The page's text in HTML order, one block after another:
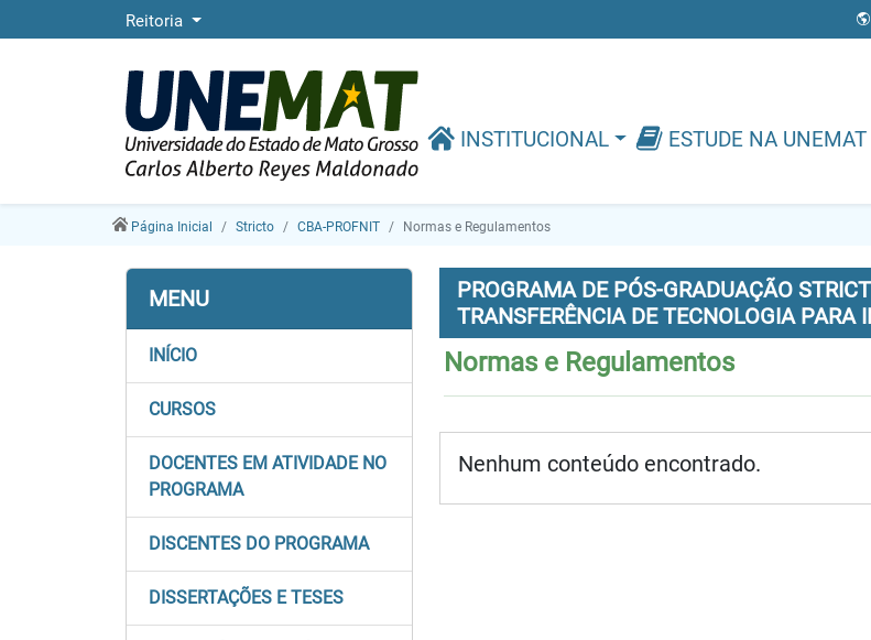
Reitoria
INSTITUCIONAL
ESTUDE NA
Página Inicial Stricto CBA-PROFNIT Normas e Regulamentos
MENU
INÍCIO
CURSOS
DOCENTES EM ATIVIDADE NO
PROGRAMA
DISCENTES DO PROGRAMA
DISSERTAÇÕES E TESES
PROGRAMA DE PÓS-GRADUAÇÃO
TRANSFERÊNCIA DE TECNOLOGIA PARA
Normas e Regulamentos
Nenhum conteúdo encontrado.